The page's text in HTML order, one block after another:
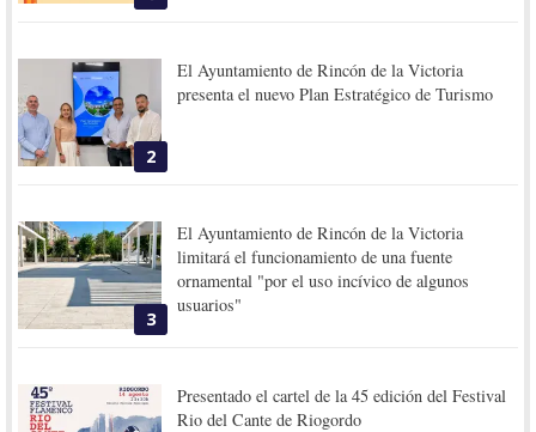
2
El Ayuntamiento de Rincón de la Victoria
presenta el nuevo Plan Estratégico de Turismo
3
El Ayuntamiento de Rincón de la Victoria
limitará el funcionamiento de una fuente
ornamental "por el uso incívico de algunos
usuarios"
Presentado el cartel de la 45 edición del Festival
Rio del Cante de Riogordo